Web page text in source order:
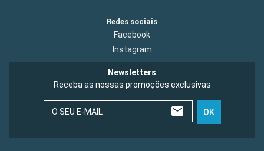
Redes sociais
Facebook
Instagram
Newsletters
Receba as nossas promoções exclusivas
O SEU E-MAIL OK